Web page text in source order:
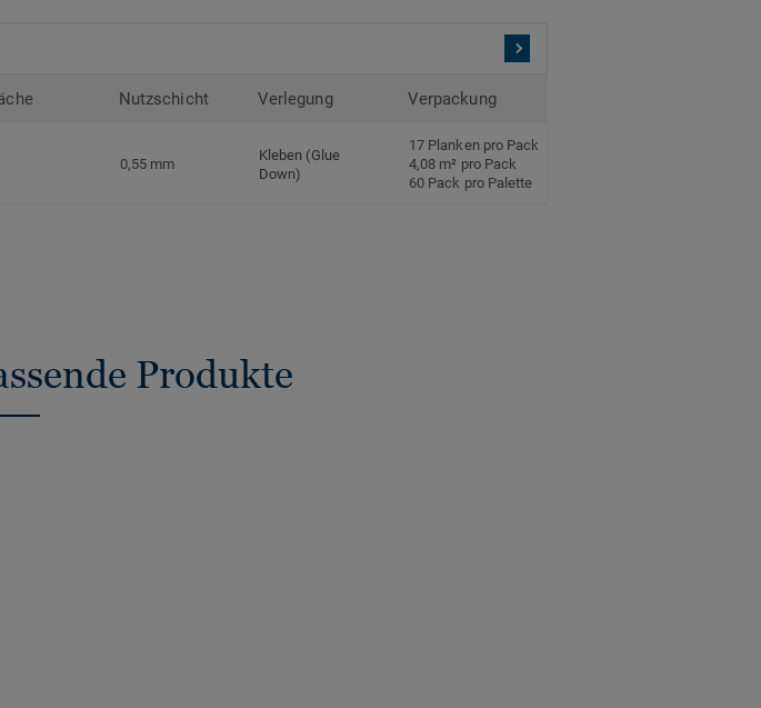
Nutzschicht Verlegung Verpackung
0,55 mm
Kleben (Glue
Down)
17 Planken pro Pack
4,08 m² pro Pack
60 Pack pro Palette
Produkte